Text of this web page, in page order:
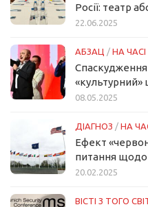
Росії: театр
22.06.2025
АБЗАЦ / НА ЧАСІ
«культурний»
08.05.2025
ДІАГНОЗ / НА
Ефект
питання
20.02.2025
ВІСТІ З ТОГО